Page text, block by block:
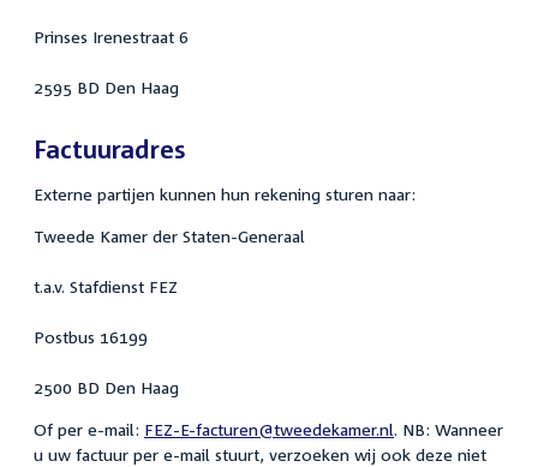
Prinses Irenestraat 6
2595 BD Den Haag
Factuuradres
Externe partijen kunnen hun rekening sturen naar:
Tweede Kamer der Staten-Generaal
t.a.v. Stafdienst FEZ
Postbus 16199
2500 BD Den Haag
Of per e-mail: FEZ-E-facturen@tweedekamer.nl. NB: Wanneer
u uw factuur per e-mail stuurt, verzoeken wij ook deze niet